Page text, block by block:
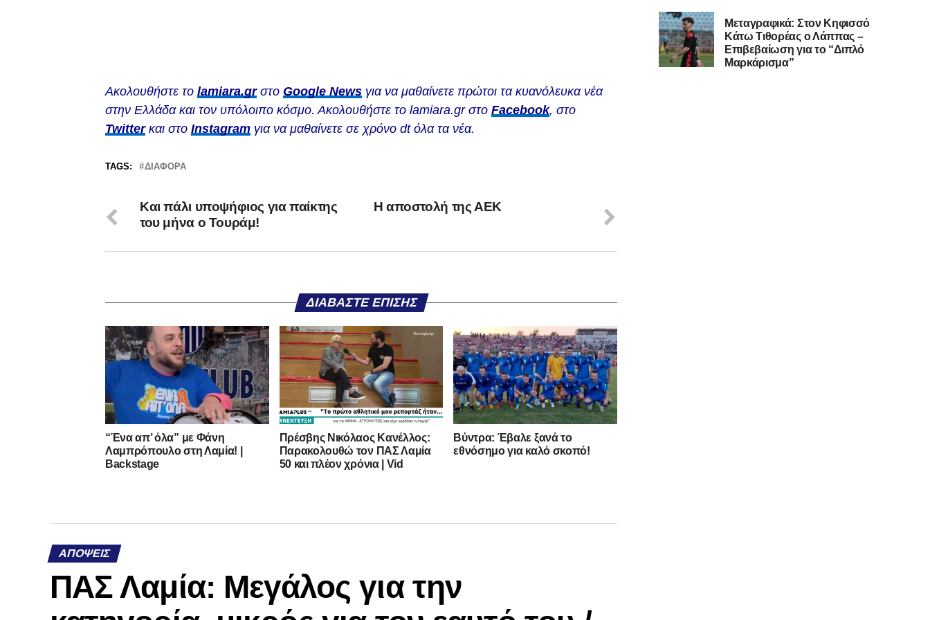
Ακολουθήστε το lamiara.grστο Google News για να μαθαίνετε πρώτοι τα κυανόλευκα νέα
στην Ελλάδα και τον υπόλοιπο κόσμο. Ακολουθήστε το lamiara.gr στο Facebook, στο
Twitterκαι στο Instagram για να μαθαίνετε σε χρόνο dt όλα τα νέα.
TAGS: ΔΙΆΦΟΡΑ
H αποστολή της ΑΕΚ
Kαι πάλι υποψήφιος για παίκτης
του μήνα ο Τουράμ!
ΔΙΑΒΆΣΤΕ ΕΠΊΣΗΣ
“Ένα απ’ όλα” με Φάνη
Λαμπρόπουλο στη Λαμία! |
Backstage
Πρέσβης Νικόλαος Κανέλλος:
Παρακολουθώ τον ΠΑΣ Λαμία
50 και πλέον χρόνια | Vid
Βύντρα: Έβαλε ξανά το
εθνόσημο για καλό σκοπό!
ΑΠΌΨΕΙΣ
ΠΑΣ Λαμία: Μεγάλος για την
Μεταγραφικά: Στον Κηφισσό
Κάτω Τιθορέας ο Λάππας –
Επιβεβαίωση για το “Διπλό
Μαρκάρισμα”